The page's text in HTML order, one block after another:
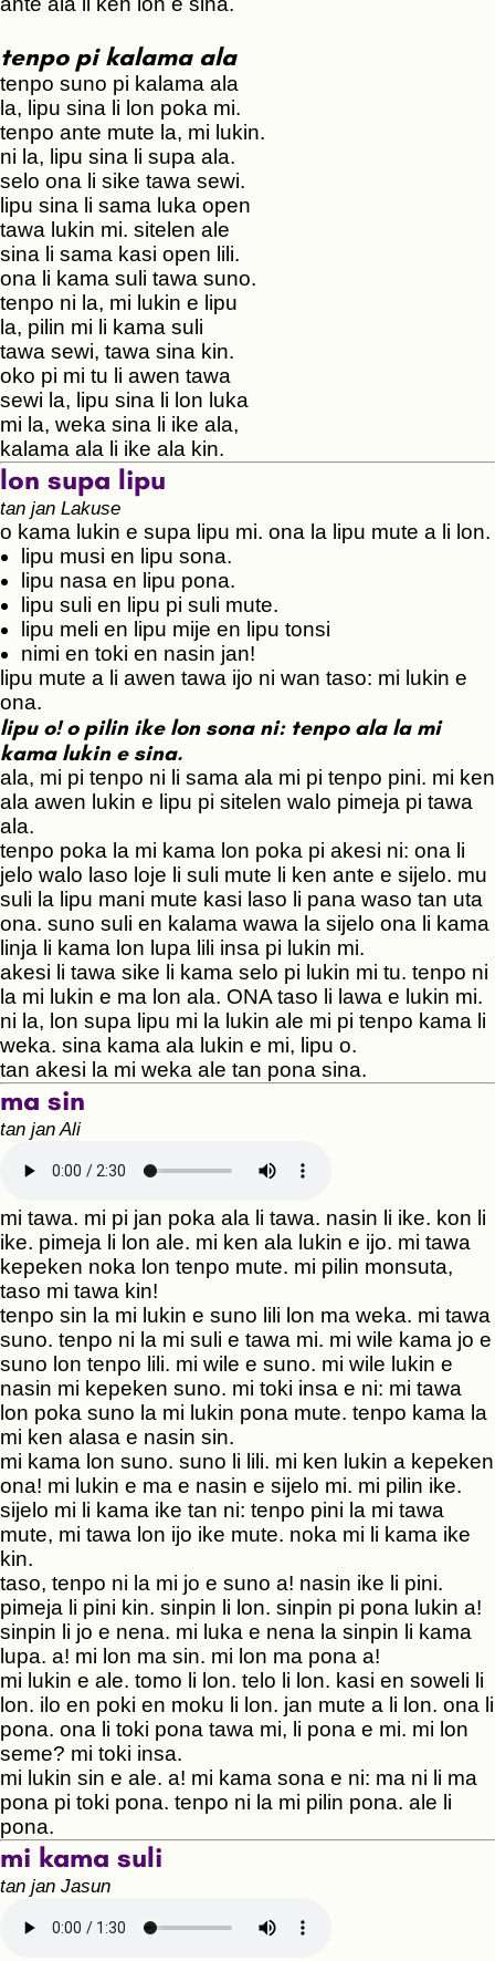
tenpo pi kalama ala
tenpo suno pi kalama ala
la, lipu sina li lon poka mi.
tenpo ante mute la, mi lukin.
ni la, lipu sina li supa ala.
selo ona li sike tawa sewi.
lipu sina li sama luka open
tawa lukin mi. sitelen ale
sina li sama kasi open lili.
ona li kama suli tawa suno.
tenpo ni la, mi lukin e lipu
la, pilin mi li kama suli
tawa sewi, tawa sina kin.
oko pi mi tu li awen tawa
sewi la, lipu sina li lon luka
mi la, weka sina li ike ala,
kalama ala li ike ala kin.
lon supa lipu
tan jan Lakuse
o kama lukin e supa lipu mi. ona la lipu mute a li lon.
lipu musi en lipu sona.
lipu nasa en lipu pona.
lipu suli en lipu pi suli mute.
lipu meli en lipu mije en lipu tonsi
nimi en toki en nasin jan!
lipu mute a li awen tawa ijo ni wan taso: mi lukin e
ona.
lipu o! o pilin ike lon sona ni: tenpo ala la mi
kama lukin e sina.
ala, mi pi tenpo ni li sama ala mi pi tenpo pini. mi ken
ala awen lukin e lipu pi sitelen walo pimeja pi tawa
ala.
tenpo poka la mi kama lon poka pi akesi ni: ona li
jelo walo laso loje li suli mute li ken ante e sijelo. mu
suli la lipu mani mute kasi laso li pana waso tan uta
ona. suno suli en kalama wawa la sijelo ona li kama
linja li kama lon lupa lili insa pi lukin mi.
akesi li tawa sike li kama selo pi lukin mi tu. tenpo ni
la mi lukin e ma lon ala. ONA taso li lawa e lukin mi.
ni la, lon supa lipu mi la lukin ale mi pi tenpo kama li
weka. sina kama ala lukin e mi, lipu o.
tan akesi la mi weka ale tan pona sina.
ma sin
tan jan Ali
mi tawa. mi pi jan poka ala li tawa. nasin li ike. kon li
ike. pimeja li lon ale. mi ken ala lukin e ijo. mi tawa
kepeken noka lon tenpo mute. mi pilin monsuta,
taso mi tawa kin!
tenpo sin la mi lukin e suno lili lon ma weka. mi tawa
suno. tenpo ni la mi suli e tawa mi. mi wile kama jo e
suno lon tenpo lili. mi wile e suno. mi wile lukin e
nasin mi kepeken suno. mi toki insa e ni: mi tawa
lon poka suno la mi lukin pona mute. tenpo kama la
mi ken alasa e nasin sin.
mi kama lon suno. suno li lili. mi ken lukin a kepeken
ona! mi lukin e ma e nasin e sijelo mi. mi pilin ike.
sijelo mi li kama ike tan ni: tenpo pini la mi tawa
mute, mi tawa lon ijo ike mute. noka mi li kama ike
kin.
taso, tenpo ni la mi jo e suno a! nasin ike li pini.
pimeja li pini kin. sinpin li lon. sinpin pi pona lukin a!
sinpin li jo e nena. mi luka e nena la sinpin li kama
lupa. a! mi lon ma sin. mi lon ma pona a!
mi lukin e ale. tomo li lon. telo li lon. kasi en soweli li
lon. ilo en poki en moku li lon. jan mute a li lon. ona li
pona. ona li toki pona tawa mi, li pona e mi. mi lon
seme? mi toki insa.
mi lukin sin e ale. a! mi kama sona e ni: ma ni li ma
pona pi toki pona. tenpo ni la mi pilin pona. ale li
pona.
mi kama suli
tan jan Jasun